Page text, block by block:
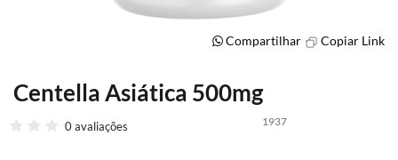
Centella Asiática 500mg
1937
0 avaliações
Compartilhar Copiar Link
Saltar
para